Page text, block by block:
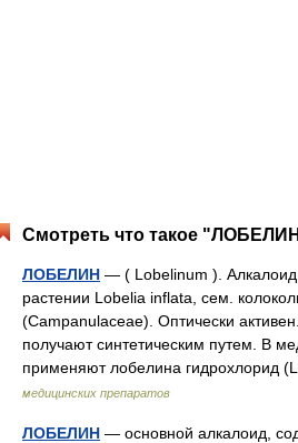
Смотреть что такое
ЛОБЕЛИН — ( Lobelinum ).
растении Lоbelia inflata, сем.
(Campanulaceae). Оптически
получают синтетическим путем. В
применяют лобелина гидрохлорид
медицинских препаратов
ЛОБЕЛИН — основной алкалоид,